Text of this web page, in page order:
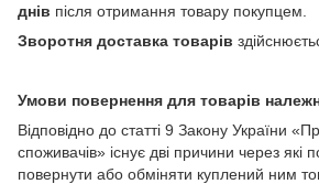
днів після отримання товару покупцем.
Зворотня доставка товарів
Умови повернення для товарів
Відповідно до статті 9 Закону України
споживачів» існує дві причини через які
повернути або обміняти куплений ним